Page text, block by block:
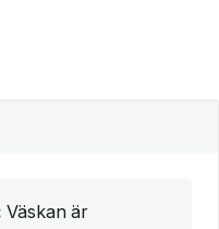
Väskan är